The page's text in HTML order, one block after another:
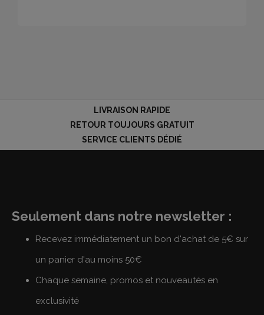
LIVRAISON RAPIDE
RETOUR TOUJOURS GRATUIT
SERVICE CLIENTS DÉDIÉ
Seulement dans notre newsletter :
Recevez immédiatement un bon d'achat de 5€ sur
un panier d'au moins 50€
Chaque semaine, promos et nouveautés en
exclusivité